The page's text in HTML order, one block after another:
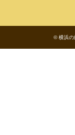
©横浜の